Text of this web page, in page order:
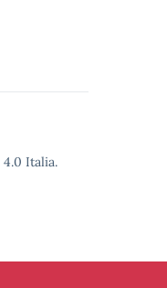
Italia.